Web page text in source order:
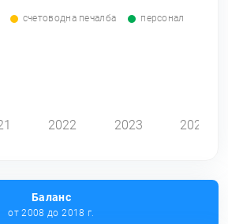
счетоводна печалба персонал
2022 2023 2024
Баланс
от 2008 до 2018 г.